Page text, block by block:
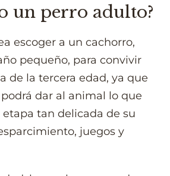
un perro adulto?
escoger a un cachorro,
pequeño, para convivir
de la tercera edad, ya que
dar al animal lo que
etapa tan delicada de su
juegos y